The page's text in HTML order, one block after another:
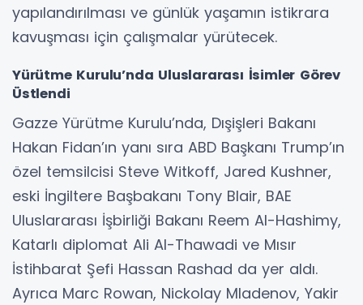
yapılandırılması ve günlük yaşamın istikrara
kavuşması için çalışmalar yürütecek.
Yürütme Kurulu’nda Uluslararası İsimler Görev
Üstlendi
Gazze Yürütme Kurulu’nda, Dışişleri Bakanı
Hakan Fidan’ın yanı sıra ABD Başkanı Trump’ın
özel temsilcisi Steve Witkoff, Jared Kushner,
eski İngiltere Başbakanı Tony Blair, BAE
Uluslararası İşbirliği Bakanı Reem Al-Hashimy,
Katarlı diplomat Ali Al-Thawadi ve Mısır
İstihbarat Şefi Hassan Rashad da yer aldı.
Ayrıca Marc Rowan, Nickolay Mladenov, Yakir